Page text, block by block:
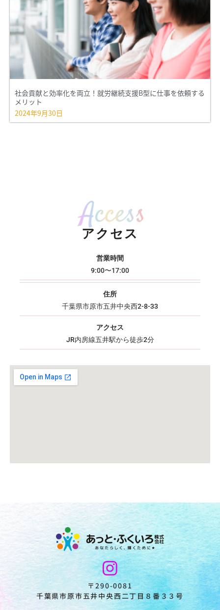
社会貢献と効率化を両立！就労継続支援B型に仕事を依頼する
メリット
2024年9月30日
アクセス
営業時間
9:00〜17:00
住所
千葉県市原市五井中央西2-8-33
アクセス
JR内房線五井駅から徒歩2分
〒290-0081
千葉県市原市五井中央西二丁目８番３３号